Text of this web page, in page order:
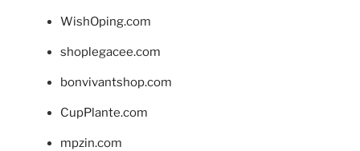
WishOping.com
shoplegacee.com
bonvivantshop.com
CupPlante.com
mpzin.com